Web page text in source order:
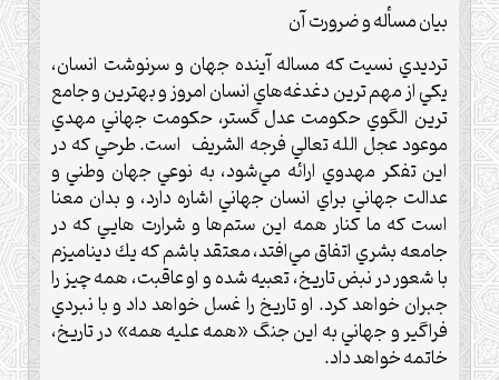
بيان مسأله و ضرورت آن
ترديدي نسيت كه مساله آينده جهان و سرنوشت انسان،
يكي از مهم ترين دغدغه‌هاي انسان امروز و بهترين و جامع
ترين الگوي حكومت عدل گستر، حكومت جهاني مهدي
موعود عجل الله تعالي فرجه الشريف است. طرحي كه در
اين تفكر مهدوي ارائه مي‌شود، به نوعي جهان وطني و
عدالت جهاني براي انسان جهاني اشاره دارد، و بدان معنا
است كه ما كنار همه اين ستم‌ها و شرارت هايي كه در
جامعه بشري اتفاق مي‌افتد، معتقد باشم كه يك ديناميزم
با شعور در نبض تاريخ، تعبيه شده و او عاقبت، همه چيز را
جبران خواهد كرد. او تاريخ را غسل خواهد داد و با نبردي
فراگير و جهاني به اين جنگ «همه عليه همه» در تاريخ،
خاتمه خواهد داد.